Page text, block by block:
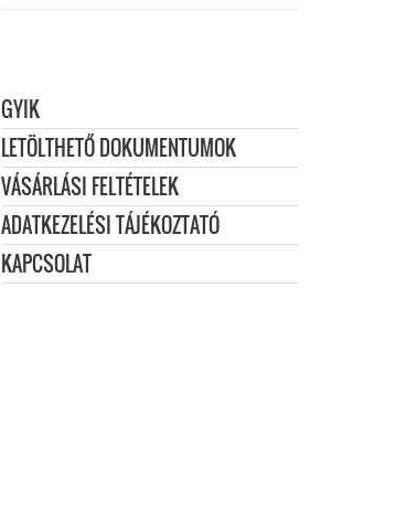
GYIK
LETÖLTHETŐ DOKUMENTUMOK
VÁSÁRLÁSI FELTÉTELEK
ADATKEZELÉSI TÁJÉKOZTATÓ
KAPCSOLAT